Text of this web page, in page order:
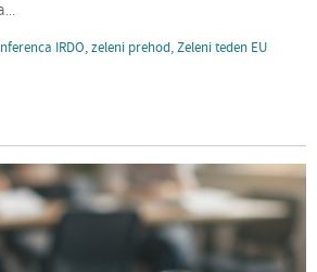
IRDO,zeleni prehod,Zeleni teden EU